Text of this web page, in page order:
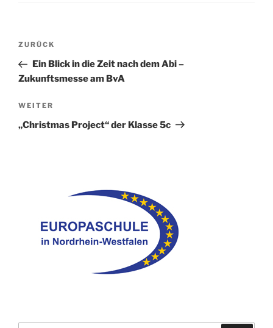
Beitragsnavigation
Vorheriger
Beitrag
ZURÜCK
Ein Blick in die Zeit nach dem Abi –
Zukunftsmesse am BvA
Nächster
Beitrag
WEITER
„Christmas Project“ der Klasse 5c